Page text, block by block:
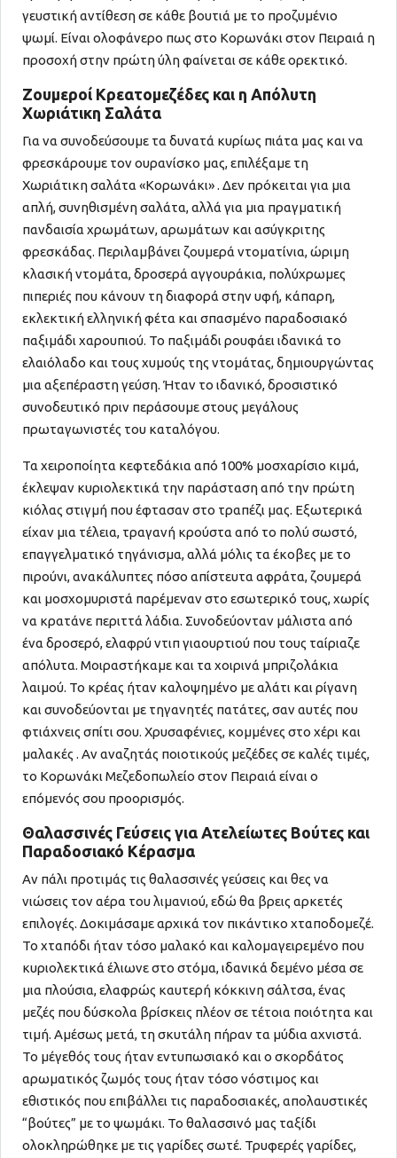
γευστική αντίθεση σε κάθε βουτιά με το προζυμένιο
ψωμί. Είναι ολοφάνερο πως στο Κορωνάκι στον Πειραιά η
προσοχή στην πρώτη ύλη φαίνεται σε κάθε ορεκτικό.
Ζουμεροί Κρεατομεζέδες και η Απόλυτη
Χωριάτικη Σαλάτα
Για να συνοδεύσουμε τα δυνατά κυρίως πιάτα μας και να
φρεσκάρουμε τον ουρανίσκο μας, επιλέξαμε τη
Χωριάτικη σαλάτα «Κορωνάκι» . Δεν πρόκειται για μια
απλή, συνηθισμένη σαλάτα, αλλά για μια πραγματική
πανδαισία χρωμάτων, αρωμάτων και ασύγκριτης
φρεσκάδας. Περιλαμβάνει ζουμερά ντοματίνια, ώριμη
κλασική ντομάτα, δροσερά αγγουράκια, πολύχρωμες
πιπεριές που κάνουν τη διαφορά στην υφή, κάπαρη,
εκλεκτική ελληνική φέτα και σπασμένο παραδοσιακό
παξιμάδι χαρουπιού. Το παξιμάδι ρουφάει ιδανικά το
ελαιόλαδο και τους χυμούς της ντομάτας, δημιουργώντας
μια αξεπέραστη γεύση. Ήταν το ιδανικό, δροσιστικό
συνοδευτικό πριν περάσουμε στους μεγάλους
πρωταγωνιστές του καταλόγου.
Τα χειροποίητα κεφτεδάκια από 100% μοσχαρίσιο κιμά,
έκλεψαν κυριολεκτικά την παράσταση από την πρώτη
κιόλας στιγμή που έφτασαν στο τραπέζι μας. Εξωτερικά
είχαν μια τέλεια, τραγανή κρούστα από το πολύ σωστό,
επαγγελματικό τηγάνισμα, αλλά μόλις τα έκοβες με το
πιρούνι, ανακάλυπτες πόσο απίστευτα αφράτα, ζουμερά
και μοσχομυριστά παρέμεναν στο εσωτερικό τους, χωρίς
να κρατάνε περιττά λάδια. Συνοδεύονταν μάλιστα από
ένα δροσερό, ελαφρύ ντιπ γιαουρτιού που τους ταίριαζε
απόλυτα. Μοιραστήκαμε και τα χοιρινά μπριζολάκια
λαιμού. Το κρέας ήταν καλοψημένο με αλάτι και ρίγανη
και συνοδεύονται με τηγανητές πατάτες, σαν αυτές που
φτιάχνεις σπίτι σου. Χρυσαφένιες, κομμένες στο χέρι και
μαλακές . Αν αναζητάς ποιοτικούς μεζέδες σε καλές τιμές,
το Κορωνάκι Μεζεδοπωλείο στον Πειραιά είναι ο
επόμενός σου προορισμός.
Θαλασσινές Γεύσεις για Ατελείωτες Βούτες και
Παραδοσιακό Κέρασμα
Αν πάλι προτιμάς τις θαλασσινές γεύσεις και θες να
νιώσεις τον αέρα του λιμανιού, εδώ θα βρεις αρκετές
επιλογές. Δοκιμάσαμε αρχικά τον πικάντικο χταποδομεζέ.
Το χταπόδι ήταν τόσο μαλακό και καλομαγειρεμένο που
κυριολεκτικά έλιωνε στο στόμα, ιδανικά δεμένο μέσα σε
μια πλούσια, ελαφρώς καυτερή κόκκινη σάλτσα, ένας
μεζές που δύσκολα βρίσκεις πλέον σε τέτοια ποιότητα και
τιμή. Αμέσως μετά, τη σκυτάλη πήραν τα μύδια αχνιστά.
Το μέγεθός τους ήταν εντυπωσιακό και ο σκορδάτος
αρωματικός ζωμός τους ήταν τόσο νόστιμος και
εθιστικός που επιβάλλει τις παραδοσιακές, απολαυστικές
“βούτες” με το ψωμάκι. Το θαλασσινό μας ταξίδι
ολοκληρώθηκε με τις γαρίδες σωτέ. Τρυφερές γαρίδες,